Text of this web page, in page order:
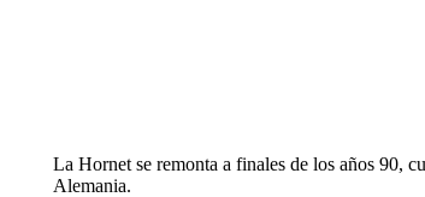
La Hornet se remonta a finales de los años 90,
Alemania.